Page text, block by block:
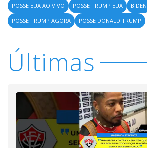
POSSE EUA AO VIVO
POSSE TRUMP EUA BIDEN
POSSE TRUMP AGORA
POSSE DONALD TRUMP
Últimas